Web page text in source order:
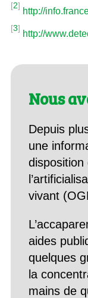
[2]
http://
[3]
http://
Nous
Depuis
une
vivant
aides
quelques
la
mains de